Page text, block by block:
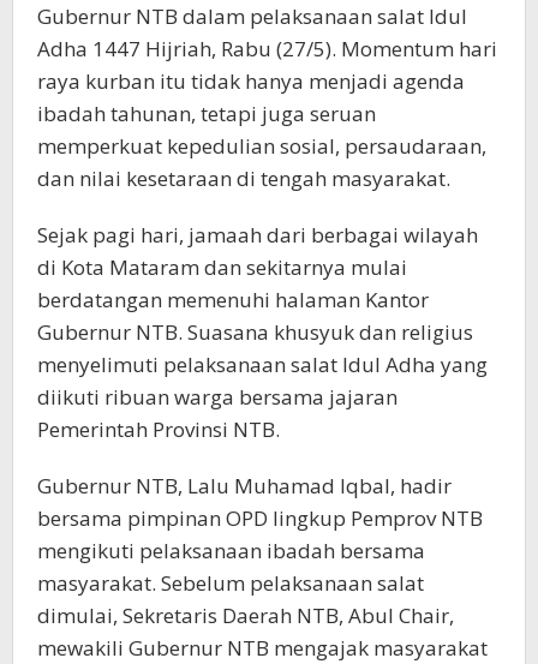
Gubernur NTB dalam pelaksanaan salat Idul
Adha 1447 Hijriah, Rabu (27/5). Momentum hari
raya kurban itu tidak hanya menjadi agenda
ibadah tahunan, tetapi juga seruan
memperkuat kepedulian sosial, persaudaraan,
dan nilai kesetaraan di tengah masyarakat.
Sejak pagi hari, jamaah dari berbagai wilayah
di Kota Mataram dan sekitarnya mulai
berdatangan memenuhi halaman Kantor
Gubernur NTB. Suasana khusyuk dan religius
menyelimuti pelaksanaan salat Idul Adha yang
diikuti ribuan warga bersama jajaran
Pemerintah Provinsi NTB.
Gubernur NTB, Lalu Muhamad Iqbal, hadir
bersama pimpinan OPD lingkup Pemprov NTB
mengikuti pelaksanaan ibadah bersama
masyarakat. Sebelum pelaksanaan salat
dimulai, Sekretaris Daerah NTB, Abul Chair,
mewakili Gubernur NTB mengajak masyarakat